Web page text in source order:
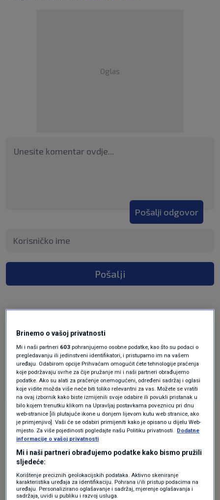
Oglas
Pošalji odgovor
Pošalji
vrd
ha ha ha ha ništa
Odgovor
Oglas
Brinemo o vašoj privatnosti
Mi i naši partneri 603 pohranjujemo osobne podatke, kao što su podaci o
pregledavanju ili jedinstveni identifikatori, i pristupamo im na vašem
uređaju. Odabirom opcije Prihvaćam omogućit ćete tehnologije praćenja
koje podržavaju svrhe za čije pružanje mi i naši partneri obrađujemo
podatke. Ako su alati za praćenje onemogućeni, određeni sadržaj i oglasi
koje vidite možda više neće biti toliko relevantni za vas. Možete se vratiti
na ovaj izbornik kako biste izmijenili svoje odabire ili povukli pristanak u
bilo kojem trenutku klikom na Upravljaj postavkama poveznicu pri dnu
web-stranice [ili plutajuće ikone u donjem lijevom kutu web stranice, ako
je primjenjivo]. Vaši će se odabiri primijeniti kako je opisano u dijelu Web-
mjesto. Za više pojedinosti pogledajte našu Politiku privatnosti. Dodatne
informacije o vašoj privatnosti
Mi i naši partneri obrađujemo podatke kako bismo pružili
sljedeće:
Korištenje preciznih geolokacijskih podataka. Aktivno skeniranje
karakteristika uređaja za identifikaciju. Pohrana i/ili pristup podacima na
uređaju. Personalizirano oglašavanje i sadržaj, mjerenje oglašavanja i
sadržaja, uvidi u publiku i razvoj usluga.